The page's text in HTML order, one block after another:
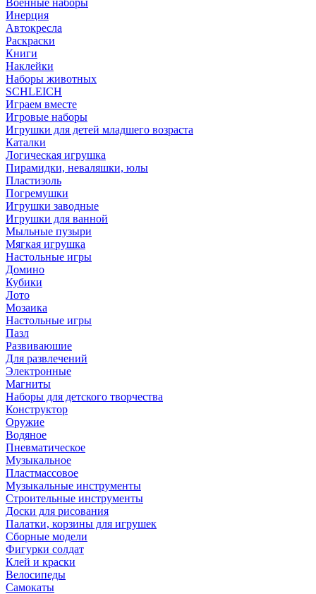
Военные наборы
Инерция
Автокресла
Раскраски
Книги
Наклейки
Наборы животных
SCHLEICH
Играем вместе
Игровые наборы
Игрушки для детей младшего возраста
Каталки
Логическая игрушка
Пирамидки, неваляшки, юлы
Пластизоль
Погремушки
Игрушки заводные
Игрушки для ванной
Мыльные пузыри
Мягкая игрушка
Настольные игры
Домино
Кубики
Лото
Мозаика
Настольные игры
Пазл
Развиваюшие
Для развлечений
Электронные
Магниты
Наборы для детского творчества
Конструктор
Оружие
Водяное
Пневматическое
Музыкальное
Пластмассовое
Музыкальные инструменты
Строительные инструменты
Доски для рисования
Палатки, корзины для игрушек
Сборные модели
Фигурки солдат
Клей и краски
Велосипеды
Самокаты